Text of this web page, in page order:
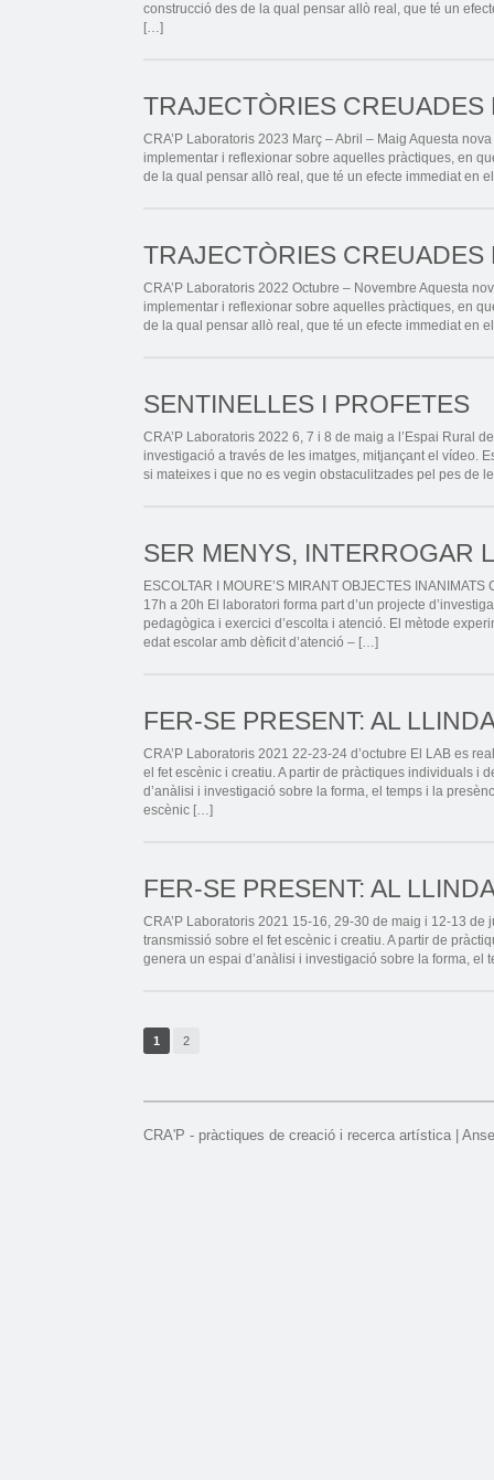
construcció des de la qual pensar allò real, que té un
[…]
TRAJECTÒRIES CREUADES
CRA’P Laboratoris 2023 Març – Abril – Maig Aquesta
implementar i reflexionar sobre aquelles pràctiques, en
de la qual pensar allò real, que té un efecte immediat en
TRAJECTÒRIES CREUADES
CRA’P Laboratoris 2022 Octubre – Novembre Aquesta
implementar i reflexionar sobre aquelles pràctiques, en
de la qual pensar allò real, que té un efecte immediat en
SENTINELLES I PROFETES
CRA’P Laboratoris 2022 6, 7 i 8 de maig a l’Espai Rural
investigació a través de les imatges, mitjançant el vídeo.
si mateixes i que no es vegin obstaculitzades pel pes de
SER MENYS, INTERROGAR
ESCOLTAR I MOURE’S MIRANT OBJECTES
17h a 20h El laboratori forma part d’un projecte
pedagògica i exercici d’escolta i atenció. El mètode
edat escolar amb dèficit d’atenció – […]
FER-SE PRESENT: AL
CRA’P Laboratoris 2021 22-23-24 d’octubre El LAB es
el fet escènic i creatiu. A partir de pràctiques individuals i
d’anàlisi i investigació sobre la forma, el temps i la
escènic […]
FER-SE PRESENT: AL
CRA’P Laboratoris 2021 15-16, 29-30 de maig i 12-13 de
transmissió sobre el fet escènic i creatiu. A partir de
genera un espai d’anàlisi i investigació sobre la forma,
1 2
CRA'P - pràctiques de creació i recerca artística |